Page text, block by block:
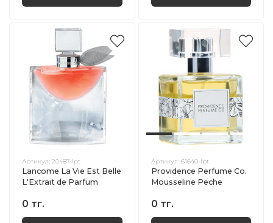
Артикул: 20487-lpt
Lancome La Vie Est Belle
L'Extrait de Parfum
0 тг.
Артикул: 61640-lpt
Providence Perfume Co.
Mousseline Peche
0 тг.